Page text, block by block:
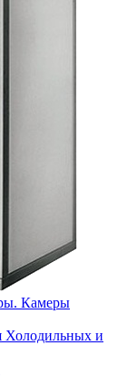
Камеры
и